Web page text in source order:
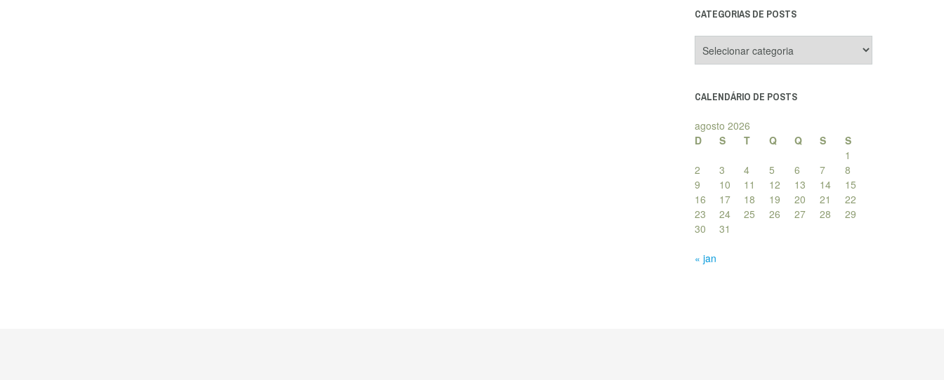
CATEGORIAS DE POSTS
de
CALENDÁRIO DE POSTS
agosto 2026
D
S T Q Q S
S
1
2
3 4 5 6 7
8
9
10 11 12 13 14
15
16
17 18 19 20 21
22
23
24 25 26 27 28
29
30
31
« jan